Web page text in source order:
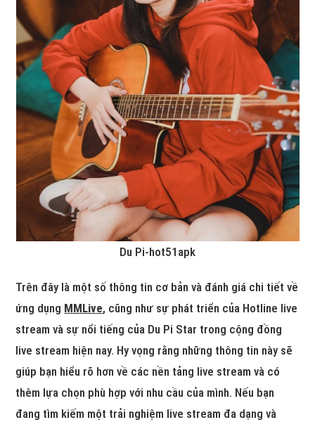
Du Pi-hot51apk
Trên đây là một số thông tin cơ bản và đánh giá chi tiết về
ứng dụng MMLive, cũng như sự phát triển của Hotline live
stream và sự nổi tiếng của Du Pi Star trong cộng đồng
live stream hiện nay. Hy vọng rằng những thông tin này sẽ
giúp bạn hiểu rõ hơn về các nền tảng live stream và có
thêm lựa chọn phù hợp với nhu cầu của mình. Nếu bạn
đang tìm kiếm một trải nghiệm live stream đa dạng và